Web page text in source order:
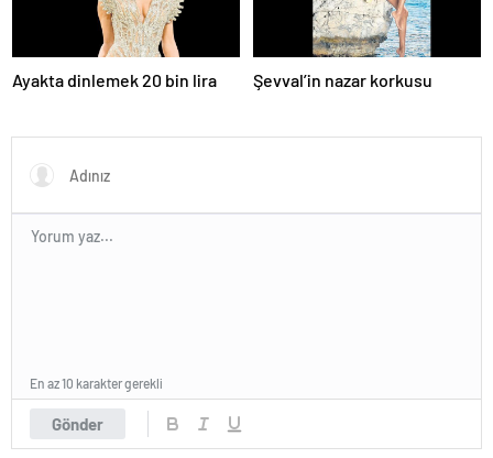
Ayakta dinlemek 20 bin lira Şevval’in nazar korkusu
Gönder
En az 10 karakter gerekli